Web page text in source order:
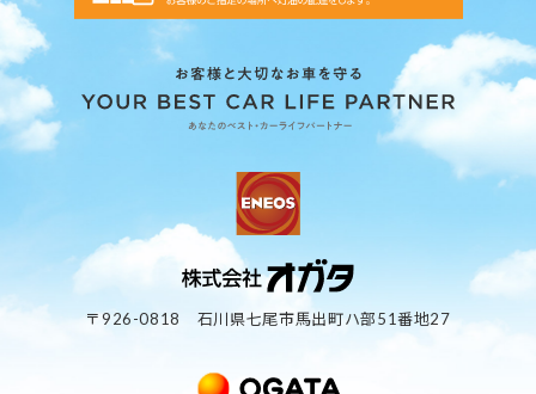
〒926-0818 石川県七尾市馬出町ハ部51番地27